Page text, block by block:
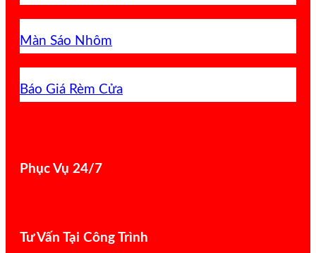
Màn Sáo Nhôm
Báo Giá Rèm Cửa
Phục Vụ 24/7
Tư Vấn Tại Công Trình